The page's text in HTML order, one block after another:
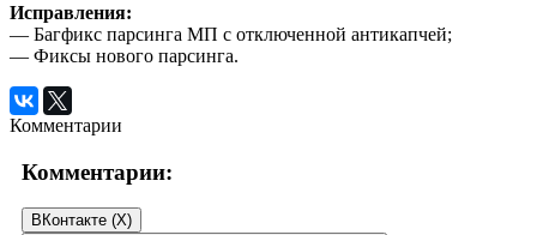
Исправления:
— Багфикс парсинга МП с отключенной антикапчей;
— Фиксы нового парсинга.
Комментарии
Комментарии:
ВКонтакте (X)